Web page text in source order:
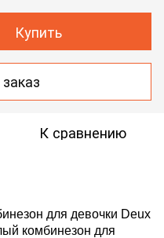
Купить
К сравнению
для девочки Deux
комбинезон для